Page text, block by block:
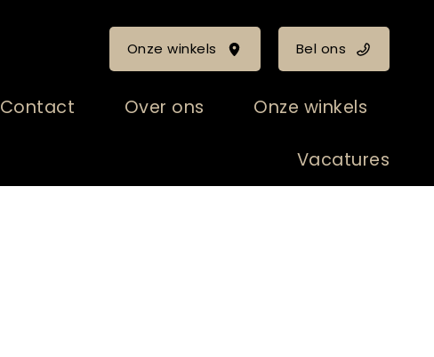
Onze winkels Bel ons
Contact Over ons Onze winkels
Vacatures